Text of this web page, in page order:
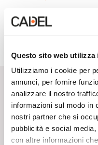
Questo sito web utilizza
Utilizziamo i cookie per
annunci, per fornire
analizzare il nostro
informazioni sul modo in
nostri partner che si
pubblicità e social
con altre informazioni
Finiture
Seleziona la finitura